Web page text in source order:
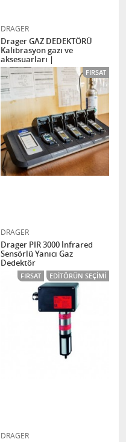
DRAGER
Drager GAZ DEDEKTÖRÜ
Kalibrasyon gazı ve
aksesuarları |
FIRSAT
DRAGER
Drager PIR 3000 İnfrared
Sensörlü Yanıcı Gaz
Dedektör
FIRSAT EDITÖRÜN SEÇIMI
DRAGER